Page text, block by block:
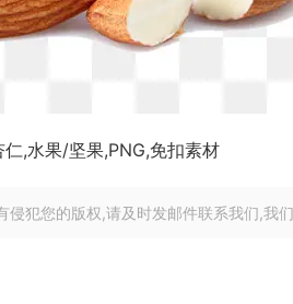
,水果/坚果,PNG,免扣素材
犯您的版权,请及时发邮件联系我们,我